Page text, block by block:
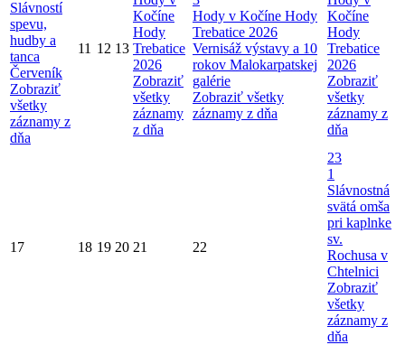
Slávností
spevu,
hudby a
tanca
Červeník
Zobraziť
všetky
záznamy z
dňa
11 12 13
Kočíne
Hody
Trebatice
2026
Zobraziť
všetky
záznamy
z dňa
Hody v Kočíne Hody
Trebatice 2026
Vernisáž výstavy a 10
rokov Malokarpatskej
galérie
Zobraziť všetky
záznamy z dňa
Kočíne
Hody
Trebatice
2026
Zobraziť
všetky
záznamy z
dňa
17 18 19 20 21 22
23
1
Slávnostná
svätá omša
pri kaplnke
sv.
Rochusa v
Chtelnici
Zobraziť
všetky
záznamy z
dňa